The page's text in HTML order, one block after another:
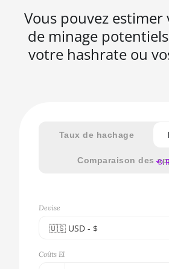
Vous pouvez estimer
de minage
votre hashrate ou
Taux de hachage
Comparaison des
Devise
🇺🇸ㅤ USD - $
🇪🇺ㅤ EUR - €
Coûts El
⟲